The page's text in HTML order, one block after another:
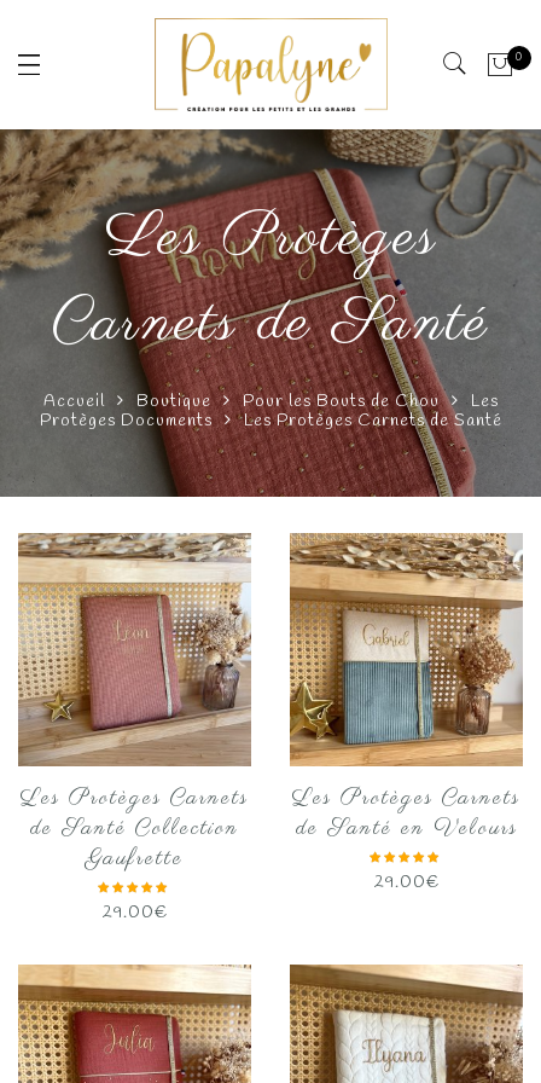
0
Les Protèges
Carnets de Santé
Accueil Boutique Pour les Bouts de Chou
Les
Protèges Documents
Les Protèges Carnets de Santé
Les Protèges Carnets
de Santé Collection
Gaufrette
29.00€
Les Protèges Carnets
de Santé en Velours
29.00€